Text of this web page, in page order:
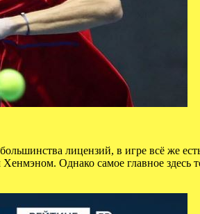
большинства лицензий, в игре всё
Однако самое главное